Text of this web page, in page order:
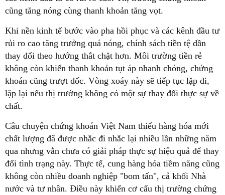
cũng tăng nóng cùng thanh khoản tăng vọt.
Khi nền kinh tế bước vào pha hồi phục và các kênh đầu tư
rủi ro cao tăng trưởng quá nóng, chính sách tiền tệ dần
thay đổi theo hướng thắt chặt hơn. Môi trường tiền rẻ
không còn khiến thanh khoản tụt áp nhanh chóng, chứng
khoán cũng trượt dốc. Vòng xoáy này sẽ tiếp tục lặp đi,
lặp lại nếu thị trường không có một sự thay đổi thực sự về
chất.
Câu chuyện chứng khoán Việt Nam thiếu hàng hóa mới
chất lượng đã được nhắc đi nhắc lại nhiều lần những năm
qua nhưng vẫn chưa có giải pháp thực sự hiệu quả để thay
đổi tình trạng này. Thực tế, cung hàng hóa tiềm năng cũng
không còn nhiều doanh nghiệp "bom tấn", cả khối Nhà
nước và tư nhân. Điều này khiến cơ cấu thị trường chứng